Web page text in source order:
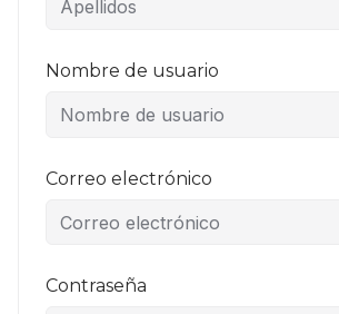
Nombre de usuario
Correo electrónico
Contraseña